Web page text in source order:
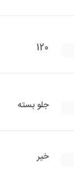
120
جلو بسته
خیر